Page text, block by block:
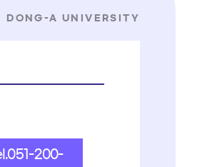
DONG-A UNIVERSITY
200-